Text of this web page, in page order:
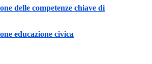
delle competenze chiave di
educazione civica